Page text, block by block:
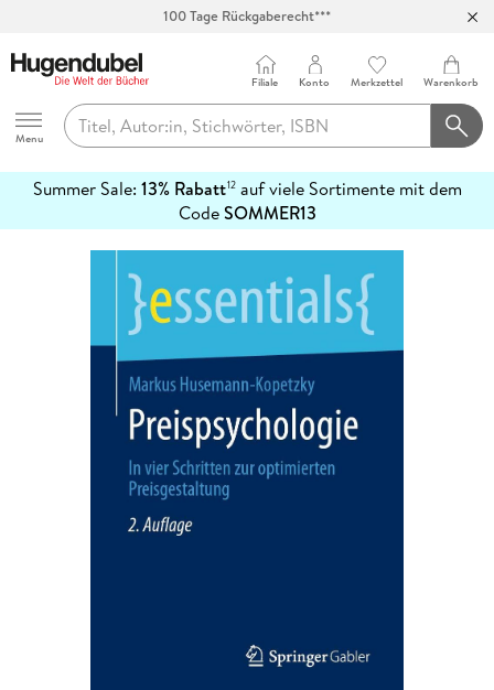
100 Tage Rückgaberecht***
Hugendubel
Menu
Filiale Konto Merkzettel Warenkorb
Summer Sale: 13% Rabatt12auf viele Sortimente mit dem
CodeSOMMER13
erfahren